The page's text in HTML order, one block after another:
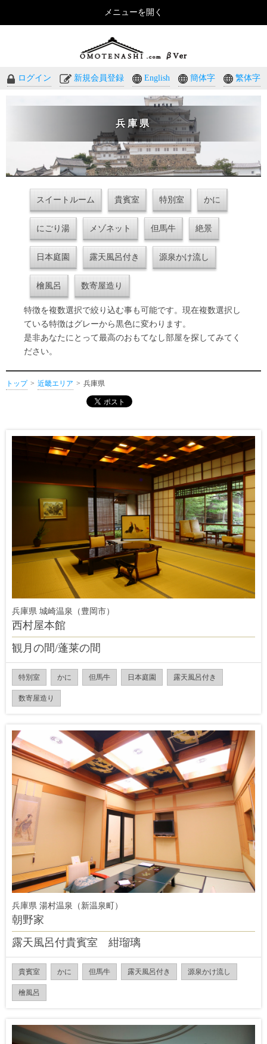
ログイン 新規会員登録 English 簡体字 繁体字
兵庫県
スイートルーム 貴賓室 特別室 かに
にごり湯 メゾネット 但馬牛 絶景
日本庭園 露天風呂付き 源泉かけ流し
檜風呂 数寄屋造り
特徴を複数選択で絞り込む事も可能です。現在複数選択し
ている特徴はグレーから黒色に変わります。
是非あなたにとって最高のおもてなし部屋を探してみてく
ださい。
トップ 近畿エリア 兵庫県
兵庫県 城崎温泉（豊岡市）
西村屋本館
観月の間/蓬莱の間
特別室 かに 但馬牛 日本庭園 露天風呂付き
数寄屋造り
兵庫県 湯村温泉（新温泉町）
朝野家
露天風呂付貴賓室 紺瑠璃
貴賓室 かに 但馬牛 露天風呂付き 源泉かけ流し
檜風呂
メニューを開く